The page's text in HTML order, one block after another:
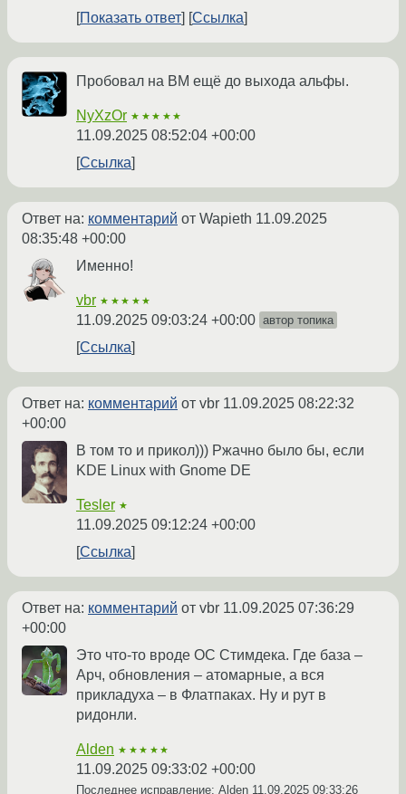
Показать ответ
Ссылка
Пробовал на ВМ ещё до выхода альфы.
NyXzOr ★★★★★
11.09.2025 08:52:04 +00:00
Ссылка
Ответ на: комментарий от Wapieth 11.09.2025
08:35:48 +00:00
Именно!
vbr ★★★★★
11.09.2025 09:03:24 +00:00 автор топика
Ссылка
Ответ на: комментарий от vbr 11.09.2025 08:22:32
+00:00
В том то и прикол))) Ржачно было бы, если
KDE Linux with Gnome DE
Tesler ★
11.09.2025 09:12:24 +00:00
Ссылка
Ответ на: комментарий от vbr 11.09.2025 07:36:29
+00:00
Это что-то вроде ОС Стимдека. Где база –
Арч, обновления – атомарные, а вся
прикладуха – в Флатпаках. Ну и рут в
ридонли.
Alden ★★★★★
11.09.2025 09:33:02 +00:00
Последнее исправление: Alden 11.09.2025 09:33:26